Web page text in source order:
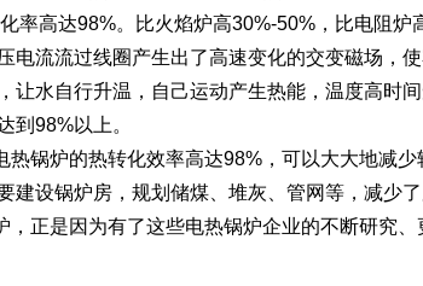
率高达98%。比火焰炉高30%-50%，比电阻
电流流过线圈产生出了高速变化的交变磁场，
让水自行升温，自己运动产生热能，温度高时
到98%以上。
热锅炉的热转化效率高达98%，可以大大地减
建设锅炉房，规划储煤、堆灰、管网等，减少
，正是因为有了这些电热锅炉企业的不断研究